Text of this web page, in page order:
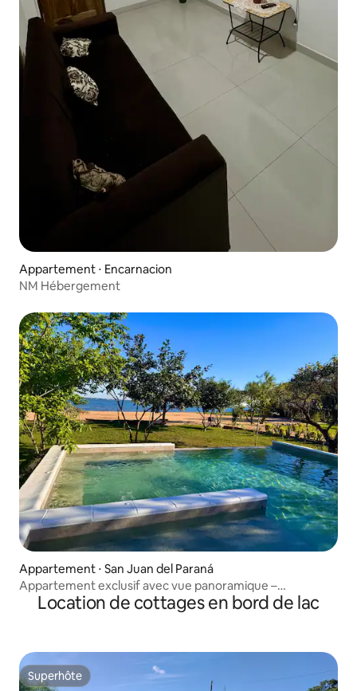
Appartement ⋅ Encarnacion
NM Hébergement
Appartement ⋅ San Juan del Paraná
Appartement exclusif avec vue panoramique –
6 personnes
Location de cottages en bord de lac
Superhôte
Superhôte